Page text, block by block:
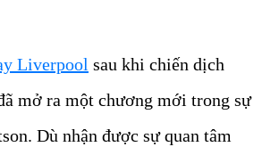
Liverpool sau khi chiến dịch
mở ra một chương mới trong sự
Dù nhận được sự quan tâm